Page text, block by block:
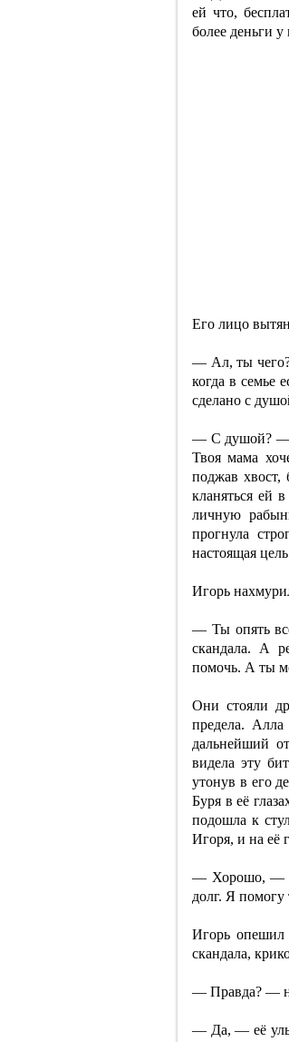
ей что,
более деньги у
Его лицо
— Ал, ты
когда в семье
сделано с
— С душой? —
Твоя мама
поджав хвост,
кланяться ей
личную
прогнула
настоящая
Игорь
— Ты опять
скандала. А
помочь. А ты
Они стояли
предела.
дальнейший
видела эту
утонув в его
Буря в её
подошла к
Игоря, и на её
— Хорошо, —
долг. Я помогу
Игорь опешил
скандала,
— Правда? —
— Да, — её